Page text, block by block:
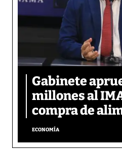
Gabinete
millones al
compra de
ECONOMÍA